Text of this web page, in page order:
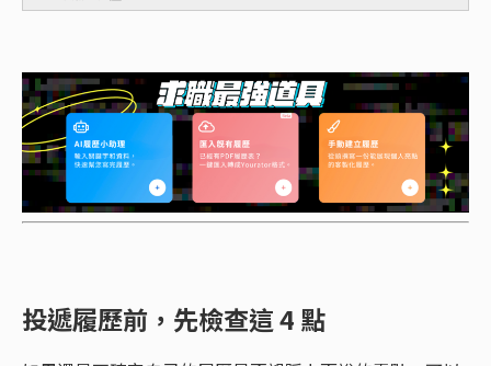
投遞履歷前，先檢查這 4 點